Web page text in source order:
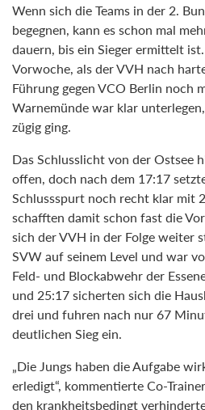
Wenn sich die Teams in der 2.
begegnen, kann es schon mal
dauern, bis ein Sieger ermittelt
Vorwoche, als der VVH nach
Führung gegen VCO Berlin noch
Warnemünde war klar
zügig ging.
Das Schlusslicht von der Ostsee
offen, doch nach dem 17:17
Schlussspurt noch recht klar mit
schafften damit schon fast die
sich der VVH in der Folge weiter
SVW auf seinem Level und war
Feld- und Blockabwehr der
und 25:17 sicherten sich die
drei und fuhren nach nur 67
deutlichen Sieg ein.
„Die Jungs haben die Aufgabe
erledigt“, kommentierte Co-
den krankheitsbedingt